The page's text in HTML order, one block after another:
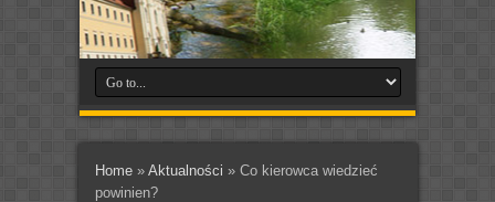
Home» Aktualności » Co kierowca wiedzieć
powinien?